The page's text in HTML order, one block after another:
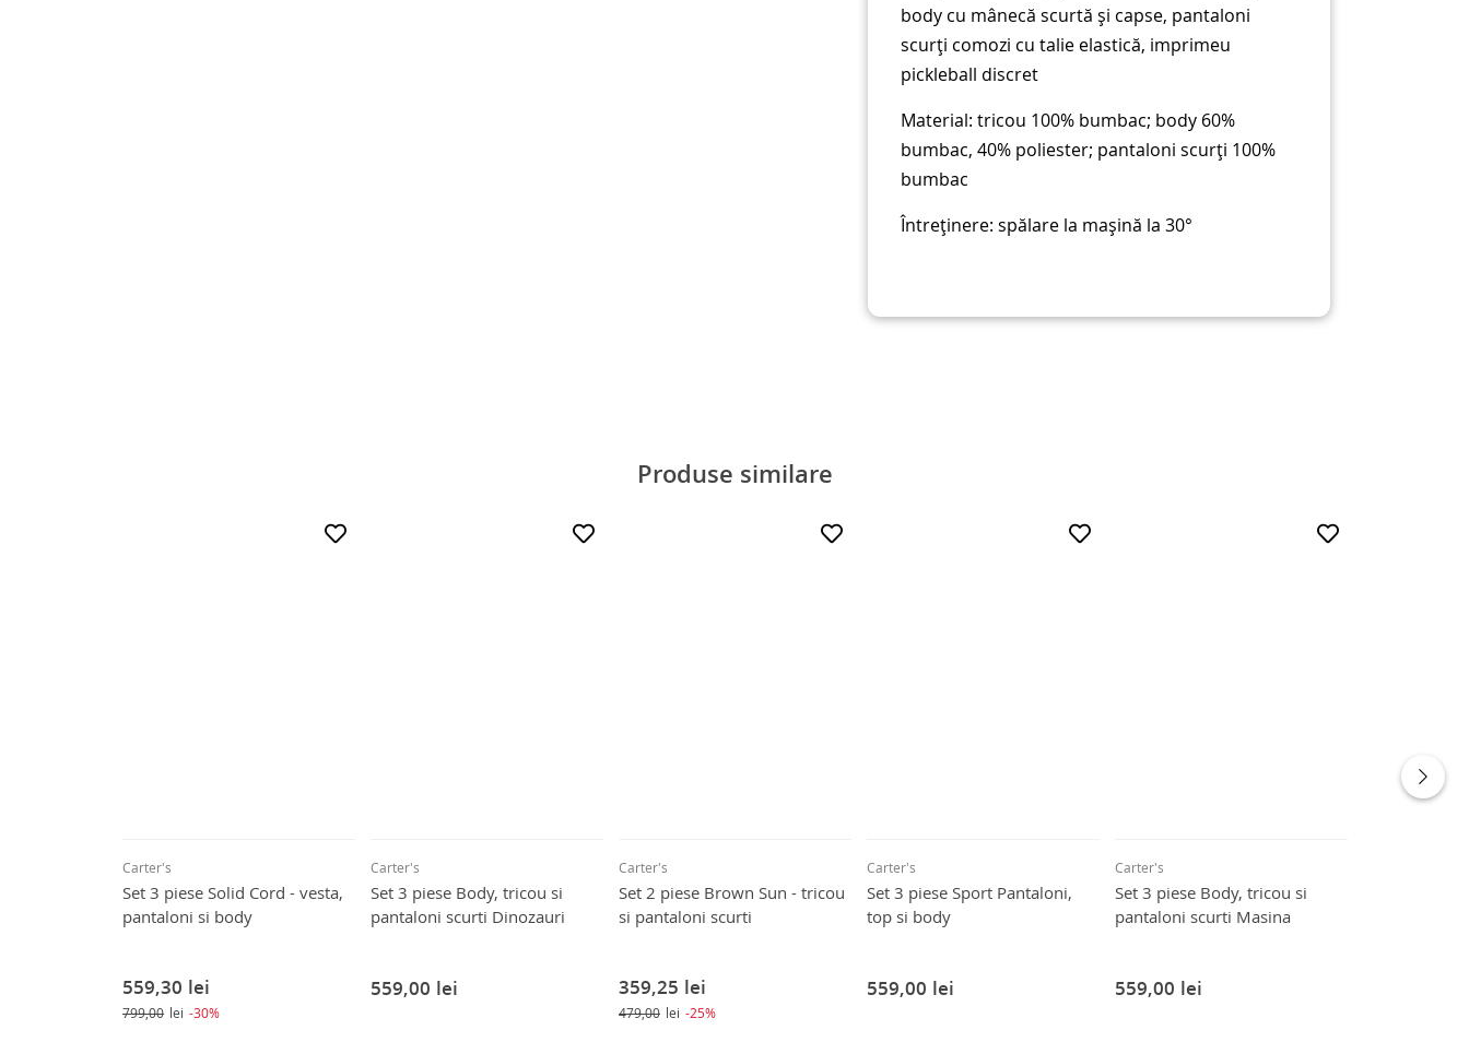
body cu mânecă scurtă și capse, pantaloni
scurți comozi cu talie elastică, imprimeu
pickleball discret
Material: tricou 100% bumbac; body 60%
bumbac, 40% poliester; pantaloni scurți 100%
bumbac
Întreținere: spălare la mașină la 30°
Produse similare
Carter's
Set 3 piese Solid Cord - vesta,
pantaloni si body
559,30 lei
799,00 lei -30%
Carter's
Set 3 piese Body, tricou si
pantaloni scurti Dinozauri
559,00 lei
Carter's
Set 2 piese Brown Sun - tricou
si pantaloni scurti
359,25 lei
479,00 lei -25%
Carter's
Set 3 piese Sport Pantaloni,
top si body
559,00 lei
Carter's
Set 3 piese Body, tricou si
pantaloni scurti Masina
559,00 lei